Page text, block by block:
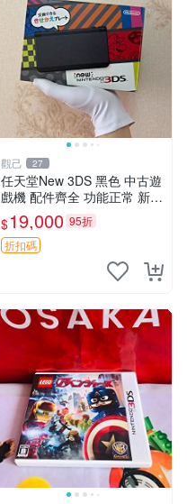
觀己 27
任天堂New 3DS 黑色 中古遊
戲機 配件齊全 功能正常 新小
三 日版 中古任天堂3DS 黑色
配件齊全 良品 白屏 任天堂N
ew 3DS 黑色 臺灣
$19,000 95折
折扣碼